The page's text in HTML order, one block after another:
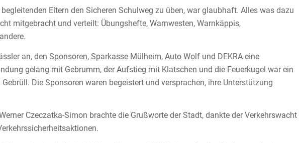
Eltern den Sicheren Schulweg zu üben, war glaubhaft. Alles was dazu
mitgebracht und verteilt: Übungshefte, Warnwesten, Warnkäppis,
an, den Sponsoren, Sparkasse Mülheim, Auto Wolf und DEKRA eine
gelang mit Gebrumm, der Aufstieg mit Klatschen und die Feuerkugel war ein
Die Sponsoren waren begeistert und versprachen, ihre Unterstützung
Czeczatka-Simon brachte die Grußworte der Stadt, dankte der Verkehrswacht